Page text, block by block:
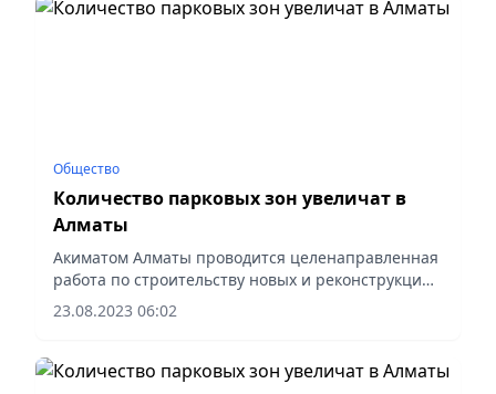
Общество
Количество парковых зон увеличат в
Алматы
Акиматом Алматы проводится целенаправленная
работа по строительству новых и реконструкции
существующих парковых зон. Об этом в ходе
рабочего объезда сообщил заместитель акима
23.08.2023 06:02